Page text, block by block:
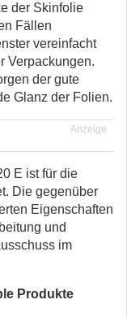
der Skinfolie
Fällen
vereinfacht
Verpackungen.
der gute
Glanz der Folien.
Anzeige
E ist für die
Die gegenüber
Eigenschaften
und
im
Produkte